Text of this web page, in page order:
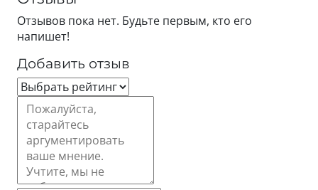
Отзывов пока нет. Будьте первым, кто его
напишет!
Добавить отзыв